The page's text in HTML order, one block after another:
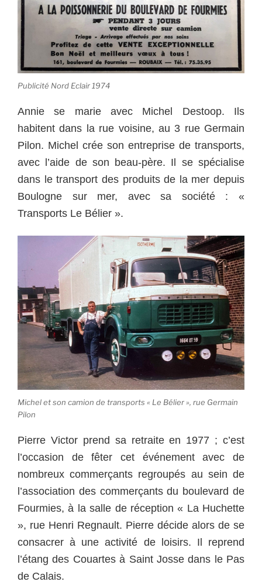
Publicité Nord Eclair 1974
Annie se marie avec Michel Destoop. Ils
habitent dans la rue voisine, au 3 rue Germain
Pilon. Michel crée son entreprise de transports,
avec l’aide de son beau-père. Il se spécialise
dans le transport des produits de la mer depuis
Boulogne sur mer, avec sa société : «
Transports Le Bélier ».
Michel et son camion de transports « Le Bélier », rue Germain
Pilon
Pierre Victor prend sa retraite en 1977 ; c’est
l’occasion de fêter cet événement avec de
nombreux commerçants regroupés au sein de
l’association des commerçants du boulevard de
Fourmies, à la salle de réception « La Huchette
», rue Henri Regnault. Pierre décide alors de se
consacrer à une activité de loisirs. Il reprend
l’étang des Couartes à Saint Josse dans le Pas
de Calais.